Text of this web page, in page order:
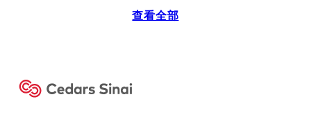
查看全部